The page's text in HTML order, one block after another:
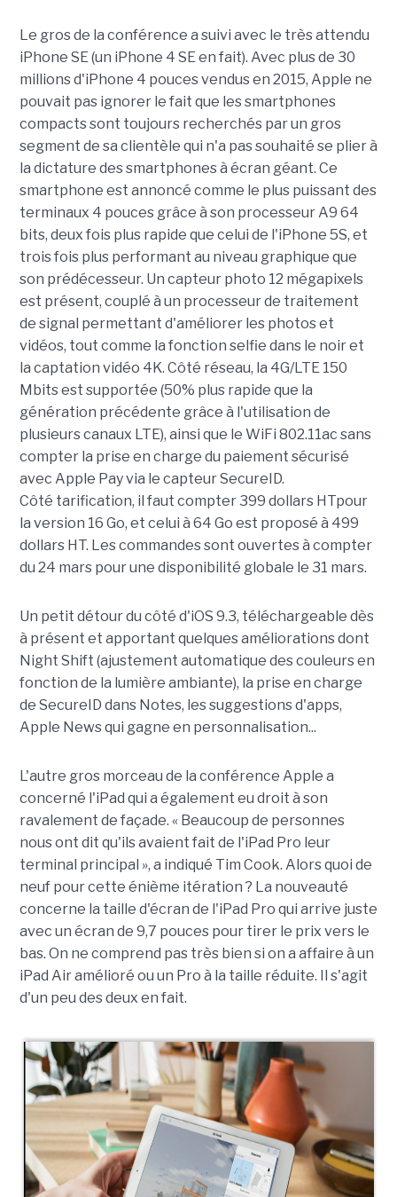
Le gros de la conférence a suivi avec le très attendu
iPhone SE (un iPhone 4 SE en fait). Avec plus de 30
millions d'iPhone 4 pouces vendus en 2015, Apple ne
pouvait pas ignorer le fait que les smartphones
compacts sont toujours recherchés par un gros
segment de sa clientèle qui n'a pas souhaité se plier à
la dictature des smartphones à écran géant. Ce
smartphone est annoncé comme le plus puissant des
terminaux 4 pouces grâce à son processeur A9 64
bits, deux fois plus rapide que celui de l'iPhone 5S, et
trois fois plus performant au niveau graphique que
son prédécesseur. Un capteur photo 12 mégapixels
est présent, couplé à un processeur de traitement
de signal permettant d'améliorer les photos et
vidéos, tout comme la fonction selfie dans le noir et
la captation vidéo 4K. Côté réseau, la 4G/LTE 150
Mbits est supportée (50% plus rapide que la
génération précédente grâce à l'utilisation de
plusieurs canaux LTE), ainsi que le WiFi 802.11ac sans
compter la prise en charge du paiement sécurisé
avec Apple Pay via le capteur SecureID.
Côté tarification, il faut compter 399 dollars HTpour
la version 16 Go, et celui à 64 Go est proposé à 499
dollars HT. Les commandes sont ouvertes à compter
du 24 mars pour une disponibilité globale le 31 mars.
Un petit détour du côté d'iOS 9.3, téléchargeable dès
à présent et apportant quelques améliorations dont
Night Shift (ajustement automatique des couleurs en
fonction de la lumière ambiante), la prise en charge
de SecureID dans Notes, les suggestions d'apps,
Apple News qui gagne en personnalisation...
L'autre gros morceau de la conférence Apple a
concerné l'iPad qui a également eu droit à son
ravalement de façade. « Beaucoup de personnes
nous ont dit qu'ils avaient fait de l'iPad Pro leur
terminal principal », a indiqué Tim Cook. Alors quoi de
neuf pour cette énième itération ? La nouveauté
concerne la taille d'écran de l'iPad Pro qui arrive juste
avec un écran de 9,7 pouces pour tirer le prix vers le
bas. On ne comprend pas très bien si on a affaire à un
iPad Air amélioré ou un Pro à la taille réduite. Il s'agit
d'un peu des deux en fait.